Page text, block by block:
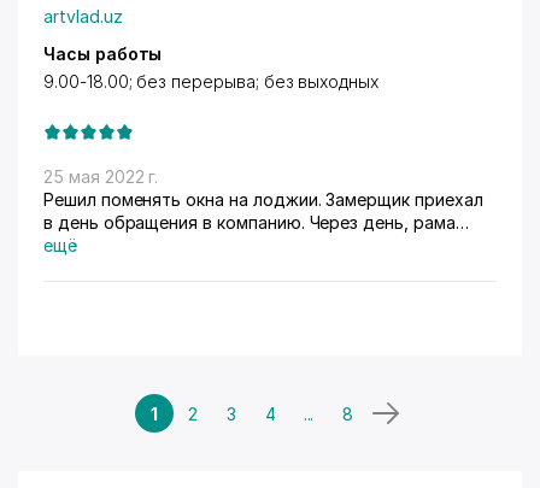
artvlad.uz
Часы работы
9.00-18.00; без перерыва; без выходных
25 мая 2022 г.
Решил поменять окна на лоджии. Замерщик приехал
в день обращения в компанию. Через день, рама
площадью почти 8 м.кв была изготовлена. На 3 сутки
ещё
1 2 3 4 ... 8